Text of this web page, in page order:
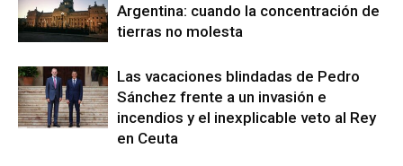
Argentina: cuando la concentración de
tierras no molesta
Las vacaciones blindadas de Pedro
Sánchez frente a un invasión e
incendios y el inexplicable veto al Rey
en Ceuta